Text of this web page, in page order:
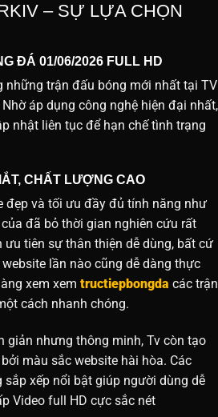
– SỰ LỰA CHỌN
ĐÁ 01/06/2026 FULL HD
những trận đấu bóng mới nhất tại TV
áp dụng công nghệ hiện đại nhất,
nhật liên tục để hạn chế tình trạng
CHẤT LƯỢNG CAO
đẹp và tối ưu đầy đủ tính năng như
đã bỏ thời gian nghiên cứu rất
ưu tiên sự thân thiện dễ dùng, bất cứ
lần nào cũng dễ dàng thực
xem xem tructiepbongda các trận
cách nhanh chóng.
giản nhưng thông minh, Tv còn tạo
màu sắc website hài hòa. Các
xếp nổi bật giúp người dùng dễ
Video full HD cực sắc nét